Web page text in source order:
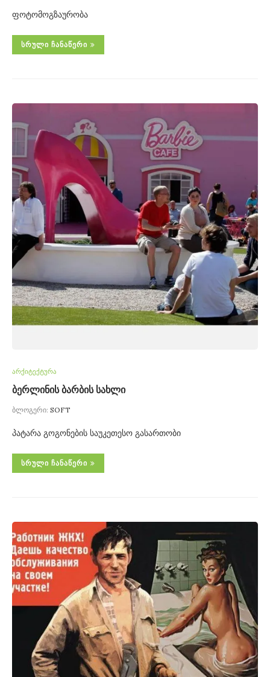
ფოტომოგზაურობა
ᲡᲠᲣᲚᲘ ᲩᲐᲜᲐᲬᲔᲠᲘ
არქიტექტურა
ბერლინის ბარბის სახლი
ბლოგერი: SOFT
პატარა გოგონების საუკეთესო გასართობი
ᲡᲠᲣᲚᲘ ᲩᲐᲜᲐᲬᲔᲠᲘ